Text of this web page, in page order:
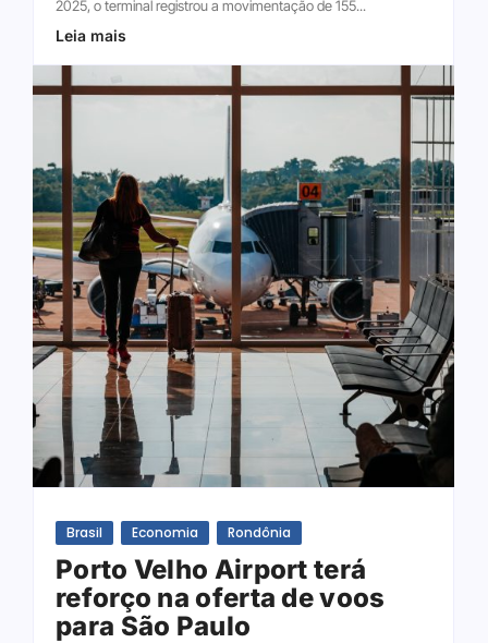
2025, o terminal registrou a movimentação de 155...
Leia mais
Brasil Economia Rondônia
Porto Velho Airport terá
reforço na oferta de voos
para São Paulo